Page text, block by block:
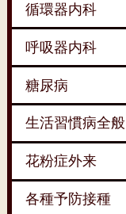
循環器内科
呼吸器内科
糖尿病
生活習慣病全般
花粉症外来
各種予防接種